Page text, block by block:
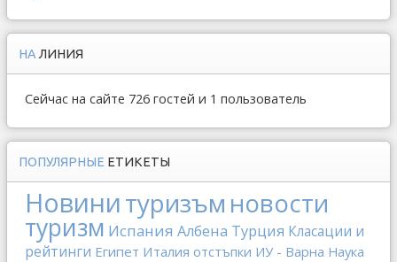
НА ЛИНИЯ
Сейчас на сайте 726 гостей и 1 пользователь
ПОПУЛЯРНЫЕ ЕТИКЕТЫ
Новинитуризъм новости
туризм Испания Албена Турция Класации и
рейтинги Египет Италия отстъпки ИУ - Варна Наука